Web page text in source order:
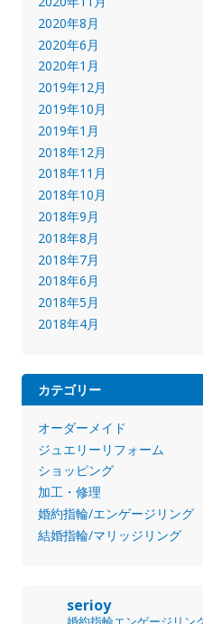
2020年8月
2020年6月
2020年1月
2019年12月
2019年10月
2019年1月
2018年12月
2018年11月
2018年10月
2018年9月
2018年8月
2018年7月
2018年6月
2018年5月
2018年4月
カテゴリー
オーダーメイド
ジュエリーリフォーム
ショッピング
加工・修理
婚約指輪/エンゲージリング
結婚指輪/マリッジリング
serioy